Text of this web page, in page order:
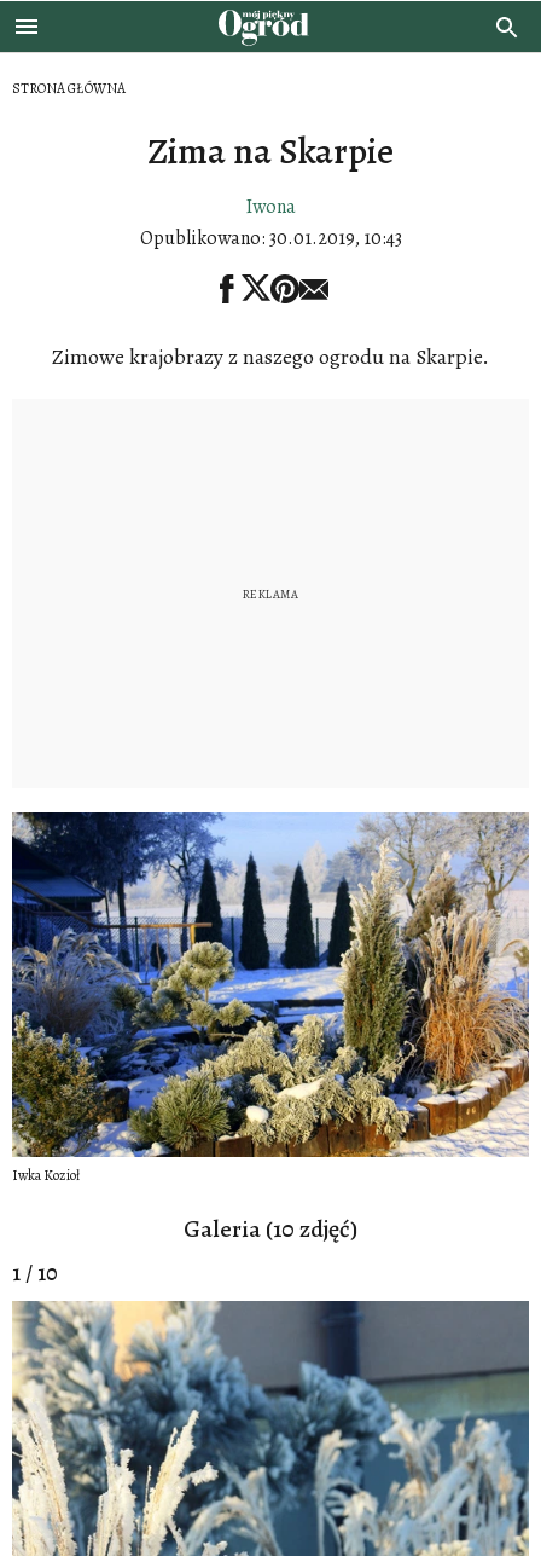
STRONA GŁÓWNA
Zima na Skarpie
Iwona
Opublikowano:30.01.2019, 10:43
Zimowe krajobrazy z naszego ogrodu na Skarpie.
Iwka Kozioł
Galeria (10 zdjęć)
1 / 10